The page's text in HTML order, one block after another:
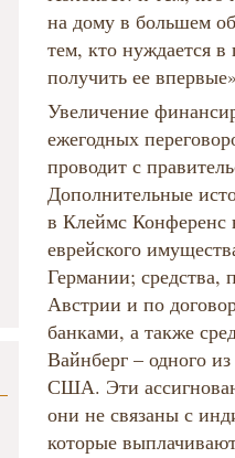
на дому в большем
тем, кто нуждается
получить ее
Увеличение
ежегодных
проводит с
Дополнительные
в Клеймс Конференс
еврейского
Германии; средства,
Австрии и по
банками, а также
Вайнберг – одного
США. Эти
они не связаны с
которые